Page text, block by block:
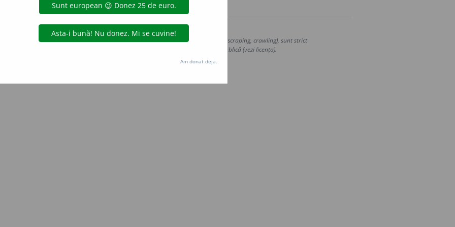
Copyright © 2004-2026 dexonline (https://dexonline.ro)
datelor de pe acest site, inclusiv prin orice metode de extragere automată (web scraping, crawling), sunt strict
nostru prealabil scris, cu excepția seturilor de date oferite oficial spre utilizare publică (vezi licența).
Hosterion
Am donat deja.